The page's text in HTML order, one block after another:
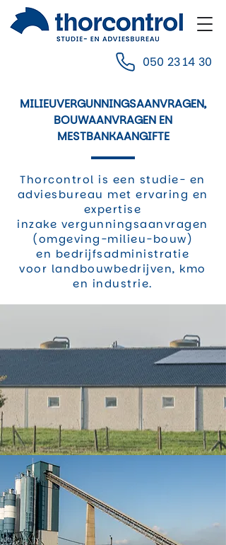
050 23 14 30
MILIEUVERGUNNINGSAANVRAGEN,
BOUWAANVRAGEN EN
MESTBANKAANGIFTE
Thorcontrol is een studie- en
adviesbureau met ervaring en
expertise
inzake vergunningsaanvragen
(omgeving-milieu-bouw)
en bedrijfsadministratie
voor landbouwbedrijven, kmo
en industrie.